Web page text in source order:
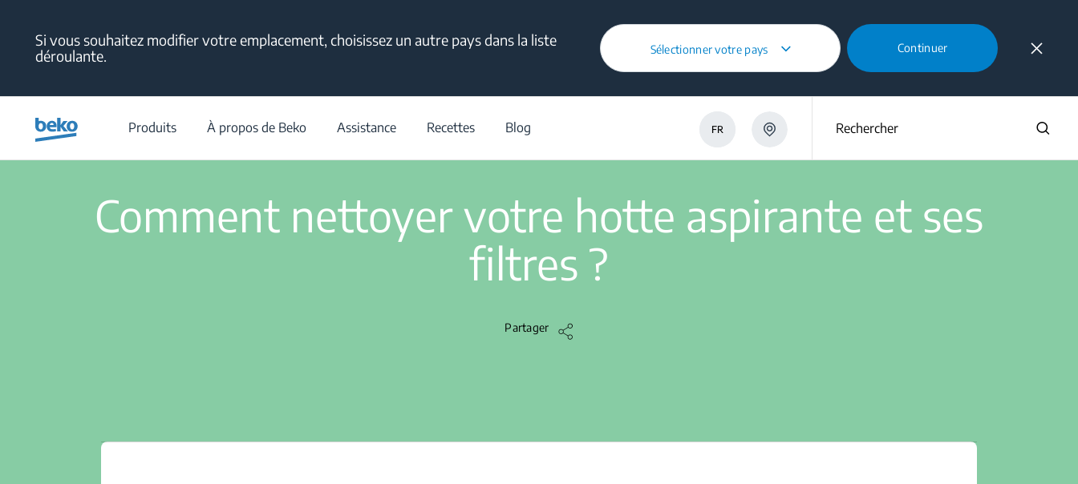
Si vous souhaitez modifier votre emplacement, choisissez un autre pays dans la liste
déroulante.
Sélectionner votre pays Continuer
Produits À propos de Beko Assistance Recettes Blog FR Rechercher
Comment nettoyer votre hotte aspirante et ses
filtres ?
Partager
Comment nettoyer votre hotte aspirante et ses filtres ?